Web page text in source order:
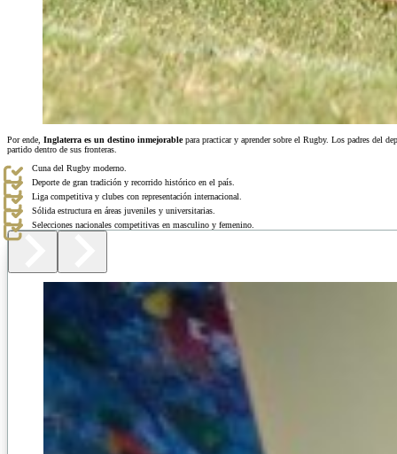
Por ende, Inglaterra es un destino inmejorablepara practicar y aprender sobre el Rugby. Los padres del
partido dentro de sus fronteras.
Cuna del Rugby moderno.
Deporte de gran tradición y recorrido histórico en el país.
Liga competitiva y clubes con representación internacional.
Sólida estructura en áreas juveniles y universitarias.
Selecciones nacionales competitivas en masculino y femenino.